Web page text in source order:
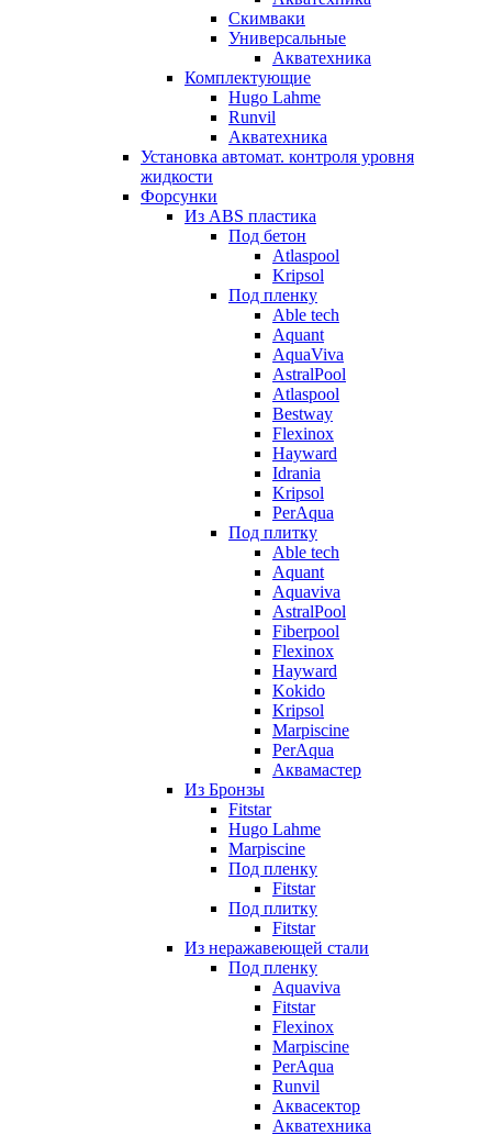
Скимваки
Универсальные
Акватехника
Комплектующие
Hugo Lahme
Runvil
Акватехника
Установка автомат. контроля уровня
жидкости
Форсунки
Из ABS пластика
Под бетон
Atlaspool
Kripsol
Под пленку
Able tech
Aquant
AquaViva
AstralPool
Atlaspool
Bestway
Flexinox
Hayward
Idrania
Kripsol
PerAqua
Под плитку
Able tech
Aquant
Aquaviva
AstralPool
Fiberpool
Flexinox
Hayward
Kokido
Kripsol
Marpiscine
PerAqua
Аквамастер
Из Бронзы
Fitstar
Hugo Lahme
Marpiscine
Под пленку
Fitstar
Под плитку
Fitstar
Из неражавеющей стали
Под пленку
Aquaviva
Fitstar
Flexinox
Marpiscine
PerAqua
Runvil
Аквасектор
Акватехника